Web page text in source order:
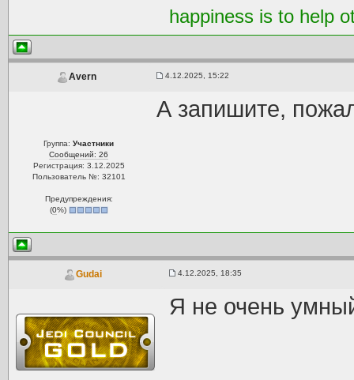
happiness is to help
Avern 4.12.2025, 15:22
Группа:Участники
Сообщений: 26
Регистрация: 3.12.2025
Пользователь №: 32101
Предупреждения:
(0%)
А запишите,
Gudai 4.12.2025, 18:35
Я не очень